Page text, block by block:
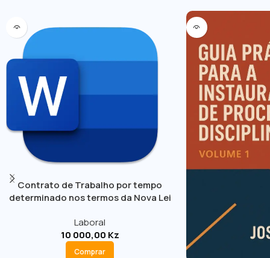
Contrato de Trabalho por tempo
determinado nos termos da Nova Lei
Laboral
10 000,00 Kz
Comprar